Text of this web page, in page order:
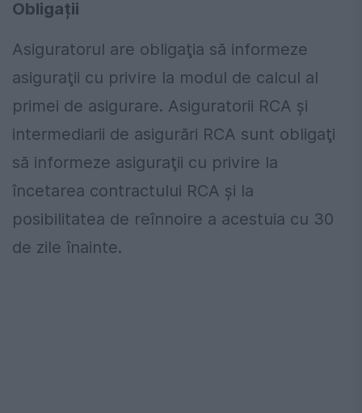
Obligații
Asiguratorul are obligaţia să informeze
asiguraţii cu privire la modul de calcul al
primei de asigurare. Asiguratorii RCA şi
intermediarii de asigurări RCA sunt obligaţi
să informeze asiguraţii cu privire la
încetarea contractului RCA şi la
posibilitatea de reînnoire a acestuia cu 30
de zile înainte.